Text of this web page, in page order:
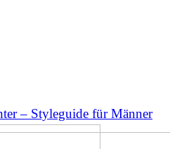
– Styleguide für Männer